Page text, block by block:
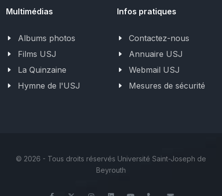
Multimédias
Albums photos
Films USJ
La Quinzaine
Hymne de l'USJ
Infos pratiques
Contactez-nous
Annuaire USJ
Webmail USJ
Mesures de sécurité
© 2026 - Tous droits réservés Université Saint-Joseph de
Beyrouth